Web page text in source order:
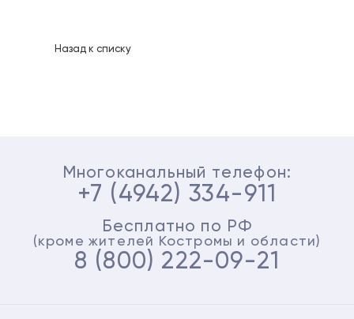
Назад к списку
Многоканальный телефон:
+7 (4942) 334-911
Бесплатно по РФ
(кроме жителей Костромы и области)
8 (800) 222-09-21